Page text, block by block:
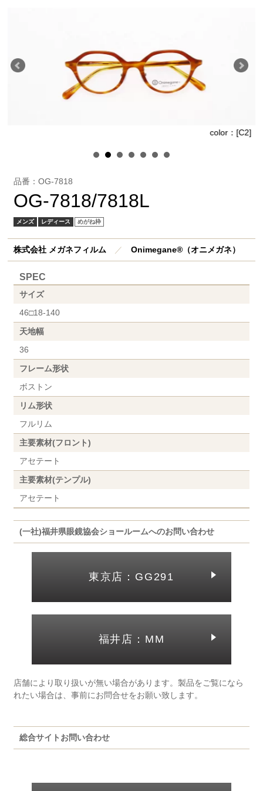
color：[C2]
品番：OG-7818
OG-7818/7818L
メンズ レディース めがね枠
株式会社 メガネフィルム ／Onimegane®（オニメガネ）
SPEC
サイズ
46□18-140
天地幅
36
フレーム形状
ボストン
リム形状
フルリム
主要素材(フロント)
アセテート
主要素材(テンプル)
アセテート
(一社)福井県眼鏡協会ショールームへのお問い合わせ
東京店：GG291
福井店：MM
店舗により取り扱いが無い場合があります。製品をご覧になら
れたい場合は、事前にお問合せをお願い致します。
総合サイトお問い合わせ